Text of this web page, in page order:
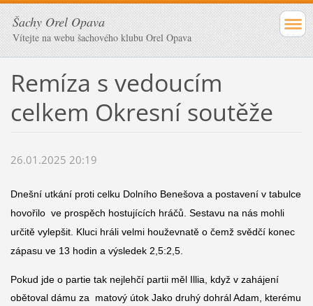
Šachy Orel Opava
Vítejte na webu šachového klubu Orel Opava
Remíza s vedoucím
celkem Okresní soutěže
26.01.2025 20:19
Dnešní utkání proti celku Dolního Benešova a postavení v tabulce
hovořilo ve prospěch hostujících hráčů. Sestavu na nás mohli
určitě vylepšit. Kluci hráli velmi houževnatě o čemž svědčí konec
zápasu ve 13 hodin a výsledek 2,5:2,5.
Pokud jde o partie tak nejlehčí partii měl Illia, když v zahájení
obětoval dámu za matový útok Jako druhý dohrál Adam, kterému